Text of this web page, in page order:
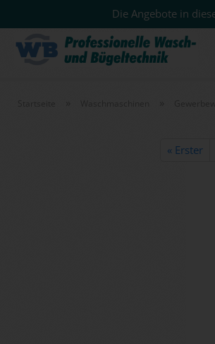
Die Angebote in
« Erster